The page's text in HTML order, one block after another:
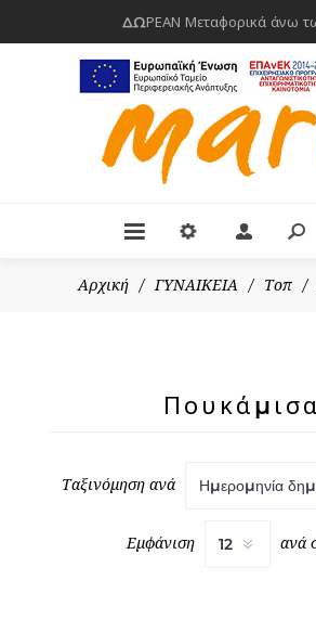
ΔΩΡΕΑΝ Μεταφορικά άνω
Αρχική / ΓΥΝΑΙΚΕΙΑ / Τοπ /
Πουκάμισα
Ταξινόμηση ανά
Εμφάνιση ανά